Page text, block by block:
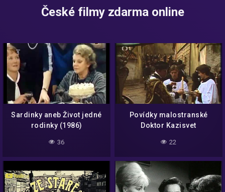
České filmy zdarma online
Sardinky aneb Život jedné
rodinky (1986)
36
Povídky malostranské
Doktor Kazisvet
22